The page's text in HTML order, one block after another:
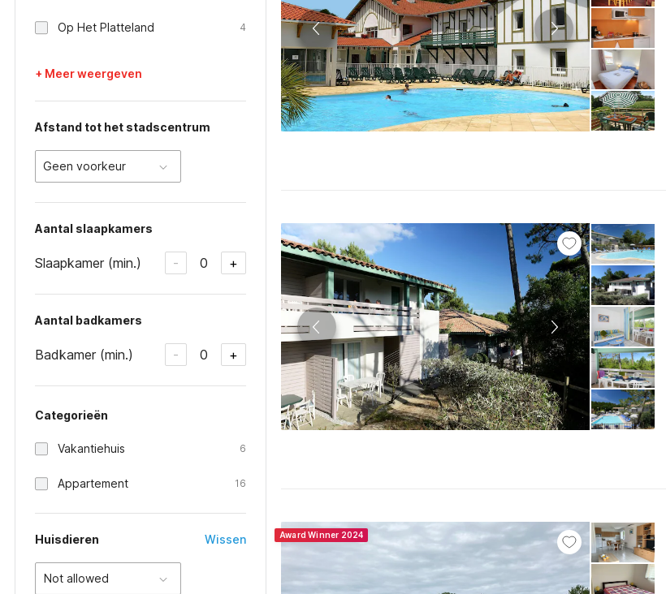
Op Het Platteland 4
+ Meer weergeven
Afstand tot het stadscentrum
Geen voorkeur
Aantal slaapkamers
Slaapkamer (min.) - 0 +
Aantal badkamers
Badkamer (min.) - 0 +
Categorieën
Vakantiehuis 6
Appartement 16
Huisdieren Wissen
Not allowed
Award Winner 2024